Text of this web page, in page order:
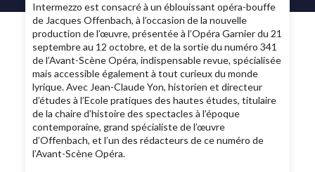
Intermezzo est consacré à un éblouissant opéra-bouffe
de Jacques Offenbach, à l’occasion de la nouvelle
production de l’œuvre, présentée à l’Opéra Garnier du 21
septembre au 12 octobre, et de la sortie du numéro 341
de l’Avant-Scène Opéra, indispensable revue, spécialisée
mais accessible également à tout curieux du monde
lyrique. Avec Jean-Claude Yon, historien et directeur
d’études à l’Ecole pratiques des hautes études, titulaire
de la chaire d’histoire des spectacles à l’époque
contemporaine, grand spécialiste de l’œuvre
d’Offenbach, et l’un des rédacteurs de ce numéro de
l’Avant-Scène Opéra.